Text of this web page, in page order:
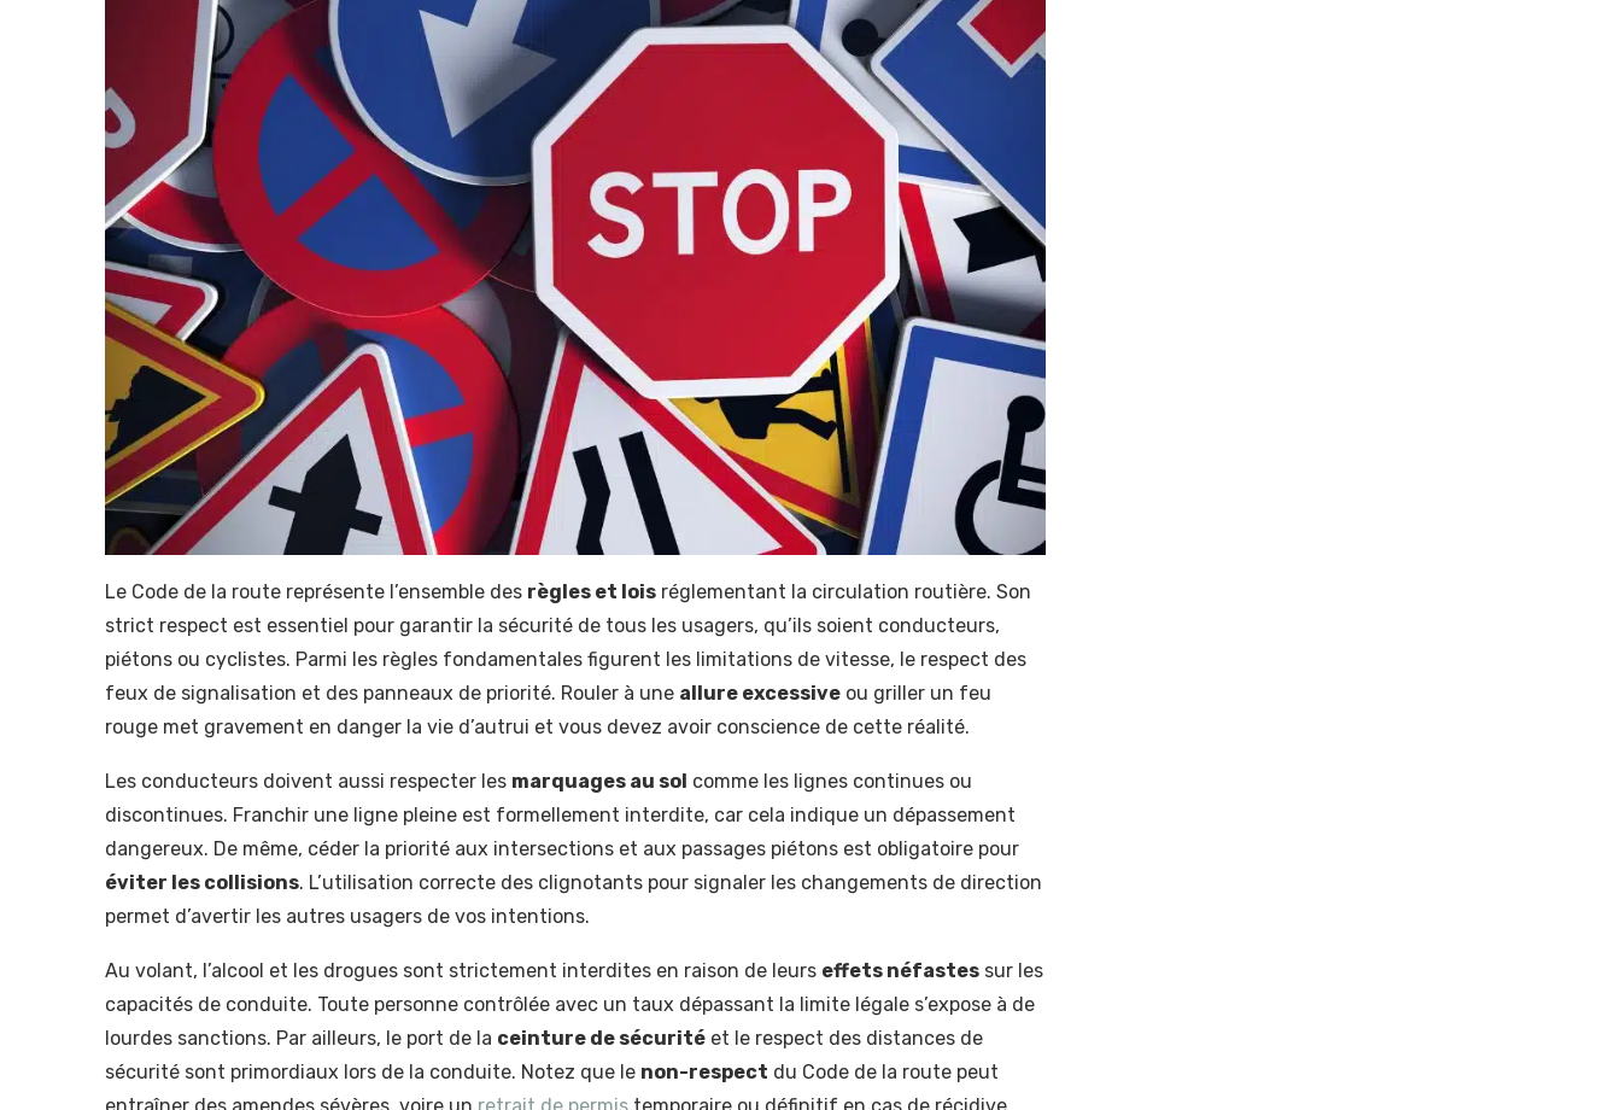
Le Code de la route représente l’ensemble des règles et lois réglementant la circulation routière. Son
strict respect est essentiel pour garantir la sécurité de tous les usagers, qu’ils soient conducteurs,
piétons ou cyclistes. Parmi les règles fondamentales figurent les limitations de vitesse, le respect des
feux de signalisation et des panneaux de priorité. Rouler à une allure excessive ou griller un feu
rouge met gravement en danger la vie d’autrui et vous devez avoir conscience de cette réalité.
Les conducteurs doivent aussi respecter les marquages ​​au sol comme les lignes continues ou
discontinues. Franchir une ligne pleine est formellement interdite, car cela indique un dépassement
dangereux. De même, céder la priorité aux intersections et aux passages piétons est obligatoire pour
éviter les collisions. L’utilisation correcte des clignotants pour signaler les changements de direction
permet d’avertir les autres usagers de vos intentions.
Au volant, l’alcool et les drogues sont strictement interdites en raison de leurs effets néfastes sur les
capacités de conduite. Toute personne contrôlée avec un taux dépassant la limite légale s’expose à de
lourdes sanctions. Par ailleurs, le port de la ceinture de sécurité et le respect des distances de
sécurité sont primordiaux lors de la conduite. Notez que le non-respect du Code de la route peut